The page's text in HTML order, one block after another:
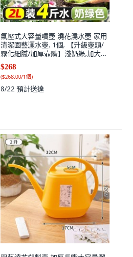
氣壓式大容量噴壺 澆花澆水壺 家用
清潔園藝灑水壺, 1個, 【升級壺頭/
霧化細膩/加厚壺體】淺奶綠,加大款
【裝4斤水】, 淺奶綠, 加大款
$268
($268.00/1個)
8/22 預計送達